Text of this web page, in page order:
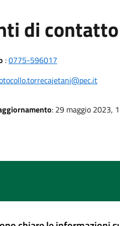
di contatto
:0775-596017
: 29 maggio 2023,